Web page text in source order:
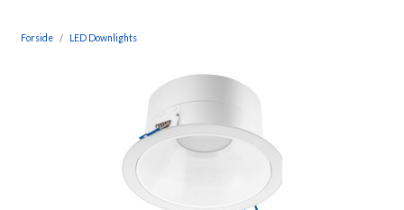
Forside LED Downlights